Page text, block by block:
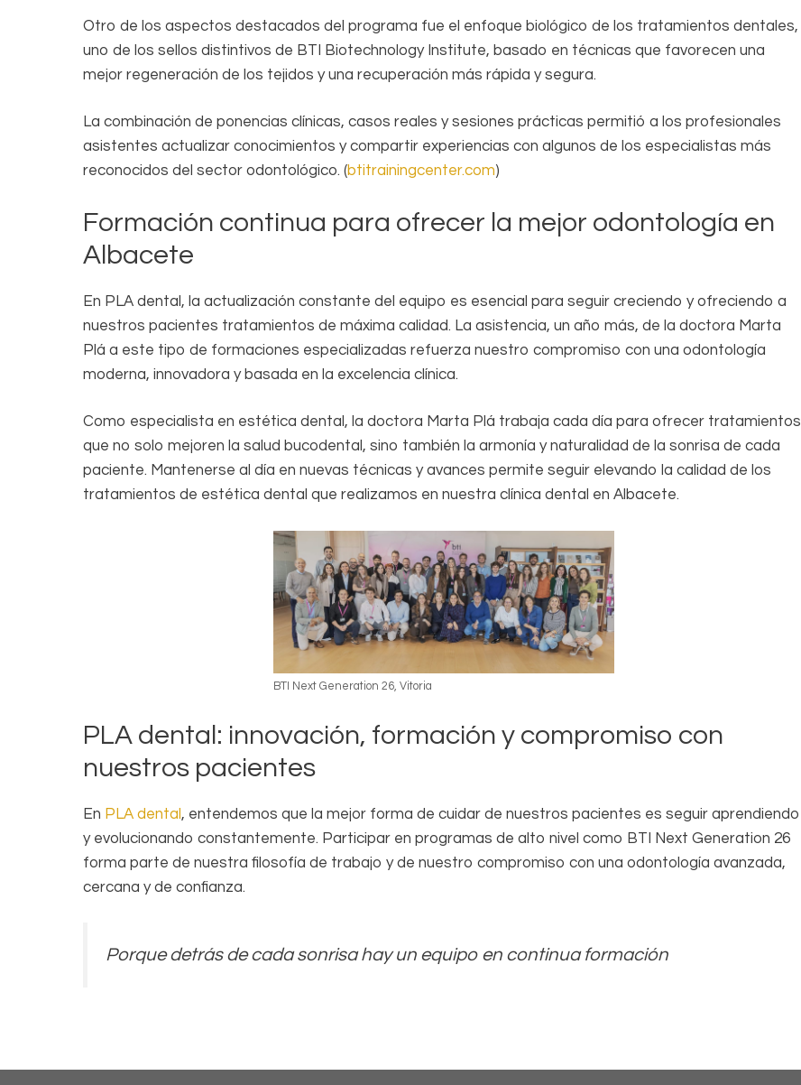
Otro de los aspectos destacados del programa fue el enfoque biológico de los tratamientos dentales,
uno de los sellos distintivos de BTI Biotechnology Institute, basado en técnicas que favorecen una
mejor regeneración de los tejidos y una recuperación más rápida y segura.
La combinación de ponencias clínicas, casos reales y sesiones prácticas permitió a los profesionales
asistentes actualizar conocimientos y compartir experiencias con algunos de los especialistas más
reconocidos del sector odontológico. (btitrainingcenter.com)
Formación continua para ofrecer la mejor odontología en
Albacete
En PLA dental, la actualización constante del equipo es esencial para seguir creciendo y ofreciendo a
nuestros pacientes tratamientos de máxima calidad. La asistencia, un año más, de la doctora Marta
Plá a este tipo de formaciones especializadas refuerza nuestro compromiso con una odontología
moderna, innovadora y basada en la excelencia clínica.
Como especialista en estética dental, la doctora Marta Plá trabaja cada día para ofrecer tratamientos
que no solo mejoren la salud bucodental, sino también la armonía y naturalidad de la sonrisa de cada
paciente. Mantenerse al día en nuevas técnicas y avances permite seguir elevando la calidad de los
tratamientos de estética dental que realizamos en nuestra clínica dental en Albacete.
BTI Next Generation 26, Vitoria
PLA dental: innovación, formación y compromiso con
nuestros pacientes
En PLA dental , entendemos que la mejor forma de cuidar de nuestros pacientes es seguir aprendiendo
y evolucionando constantemente. Participar en programas de alto nivel como BTI Next Generation 26
forma parte de nuestra filosofía de trabajo y de nuestro compromiso con una odontología avanzada,
cercana y de confianza.
Porque detrás de cada sonrisa hay un equipo en continua formación